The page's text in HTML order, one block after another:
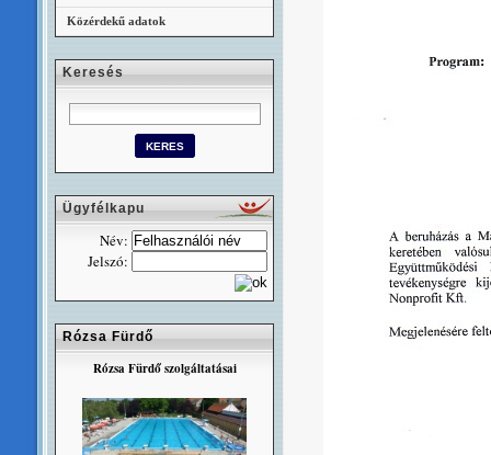
Közérdekű adatok
Keresés
Ügyfélkapu
Név:
Jelszó:
Rózsa Fürdő
Rózsa Fürdő szolgáltatásai